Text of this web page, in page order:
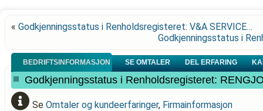
« Godkjenningsstatus i Renholdsregisteret: V&A SERVICE…
Godkjenningsstatus i
BEDRIFTSINFORMASJON SE OMTALER DEL ERFARING
Godkjenningsstatus i Renholdsregisteret:
Se Omtaler og kundeerfaringer, Firmainformasjon